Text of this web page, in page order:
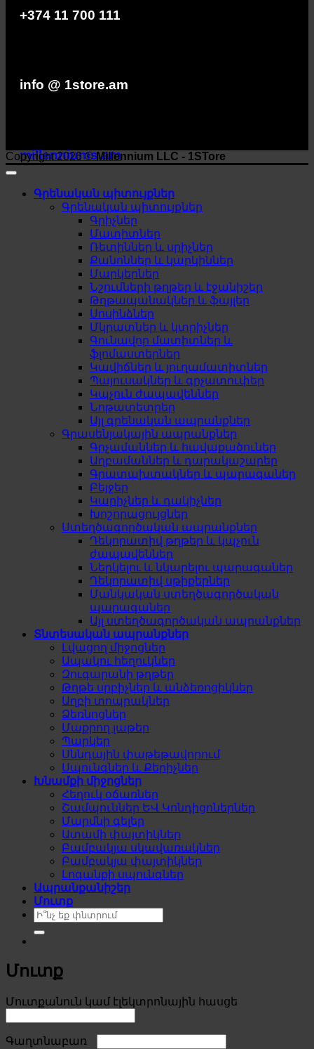
+374 11 700 111
info @ 1store.am
millenniums.am
Copyright 2026 ©Millennium LLC - 1STore
Գրենական պիտույքներ
Գրենական պիտույքներ
Գրիչներ
Մատիտներ
Ռետիններ և սրիչներ
Քանոններ և կարկիններ
Մարկերներ
Նշումների թղթեր և էջանիշեր
Թղթապանակներ և ֆայլեր
Սոսինձներ
Մկրատներ և կտրիչներ
Գունավոր մատիտներ և
ֆլոմաստերներ
Կավիճներ և յուղամատիտներ
Պայուսակներ և գրչատուփեր
Կպչուն ժապավեններ
Նոթատետրեր
Այլ գրենական ապրանքներ
Գրասենյակային ապրանքներ
Գրչամաններ և հավաքածուներ
Աղբամաններ և դարակաշարեր
Գրատախտակներ և պարագաներ
Բեյջեր
Կարիչներ և դակիչներ
Խոշորացույցներ
Ստեղծագործական ապրանքներ
Դեկորատիվ թղթեր և կպչուն
ժապավեններ
Ներկելու և նկարելու պարագաներ
Դեկորատիվ սթիքերներ
Մանկական ստեղծագործական
պարագաներ
Այլ ստեղծագործական ապրանքներ
Տնտեսական ապրանքներ
Լվացող միջոցներ
Ապակու հեղուկներ
Զուգարանի թղթեր
Թղթե սրբիչներ և անձեռոցիկներ
Աղբի տոպրակներ
Ձեռնոցներ
Մաքրող լաթեր
Պարկեր
Սննդային փաթեթավորում
Սպունգներ և Քերիչներ
Խնամքի միջոցներ
Հեղուկ օճառներ
Շամպուններ ԵՎ Կոնդիցոներներ
Մարմնի գելեր
Ատամի փայտիկներ
Բամբակյա սկավառակներ
Բամբակյա փայտիկներ
Լոգանքի սպունգներ
Ապրանքանիշեր
Մուտք
Search
for:
Մուտք
Մուտքանուն կամ էլեկտրոնային հասցե
Գաղտնաբառ